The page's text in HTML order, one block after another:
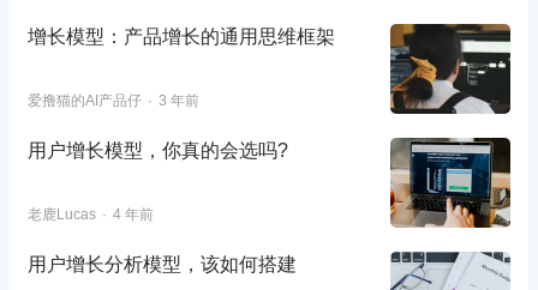
增长模型：产品增长的通用思维框架
爱撸猫的AI产品仔 3 年前
用户增长模型，你真的会选吗?
老鹿Lucas 4 年前
用户增长分析模型，该如何搭建